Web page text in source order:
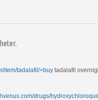
item/tadalafil/>buy tadalafil
drugs/